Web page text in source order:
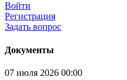
Войти
Регистрация
Задать вопрос
Документы
07 июля 2026 00:00